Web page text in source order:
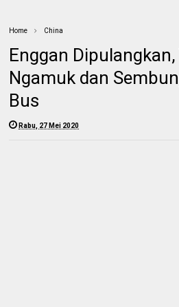
Home China
Enggan
Ngamuk dan
Bus
Rabu, 27 Mei 2020